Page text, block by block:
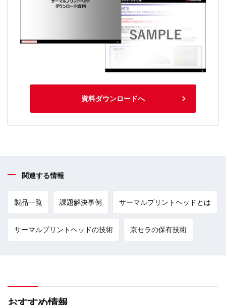
資料ダウンロードへ
関連する情報
製品一覧 課題解決事例 サーマルプリントヘッドとは
サーマルプリントヘッドの技術 京セラの保有技術